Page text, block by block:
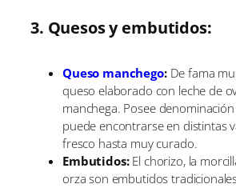
3. Quesos y embutidos:
Queso manchego:De fama
queso elaborado con leche de
manchega. Posee
puede encontrarse en distintas
fresco hasta muy curado.
Embutidos:El chorizo, la
orza son embutidos